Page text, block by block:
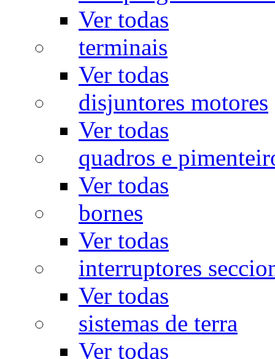
Ver todas
terminais
Ver todas
disjuntores motores
Ver todas
quadros e
Ver todas
bornes
Ver todas
interruptores
Ver todas
sistemas de terra
Ver todas